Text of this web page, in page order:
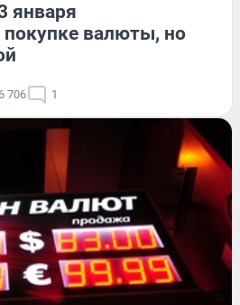
января
покупке валюты, но
6 706 1